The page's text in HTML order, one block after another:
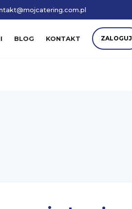
BLOG KONTAKT ZALOGUJ